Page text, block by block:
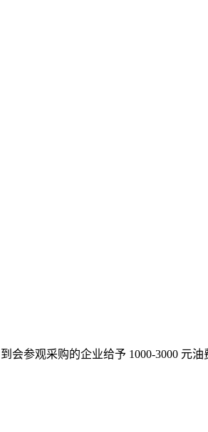
参观采购的企业给予 1000-3000 元油